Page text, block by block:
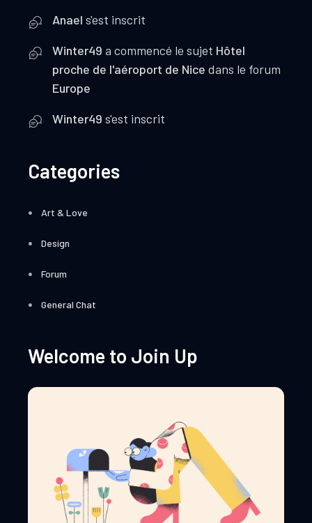
Anael s'est inscrit
Winter49 a commencé le sujet Hôtel
proche de l'aéroport de Nice dans le forum
Europe
Winter49 s'est inscrit
Categories
Art & Love
Design
Forum
General Chat
Welcome to Join Up